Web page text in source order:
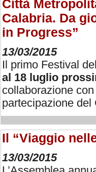
Città
Calabria. Da
in Progress”
13/03/2015
Il primo Festival
al 18 luglio
collaborazione
partecipazione
Il “Viaggio
13/03/2015